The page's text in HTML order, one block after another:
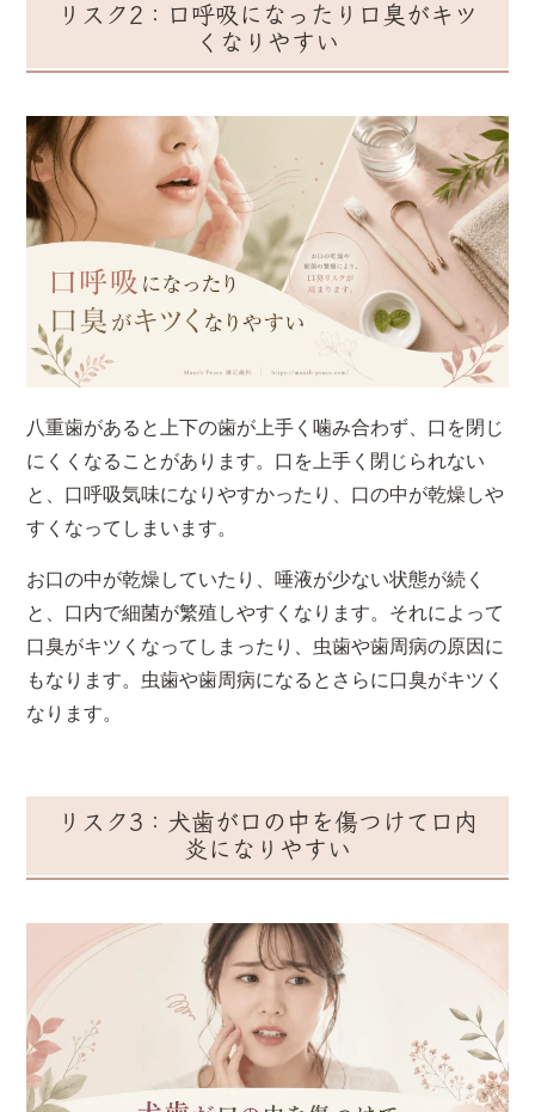
リスク2：口呼吸になったり口臭がキツ
くなりやすい
八重歯があると上下の歯が上手く噛み合わず、口を閉じ
にくくなることがあります。口を上手く閉じられない
と、口呼吸気味になりやすかったり、口の中が乾燥しや
すくなってしまいます。
お口の中が乾燥していたり、唾液が少ない状態が続く
と、口内で細菌が繁殖しやすくなります。それによって
口臭がキツくなってしまったり、虫歯や歯周病の原因に
もなります。虫歯や歯周病になるとさらに口臭がキツく
なります。
リスク3：犬歯が口の中を傷つけて口内
炎になりやすい